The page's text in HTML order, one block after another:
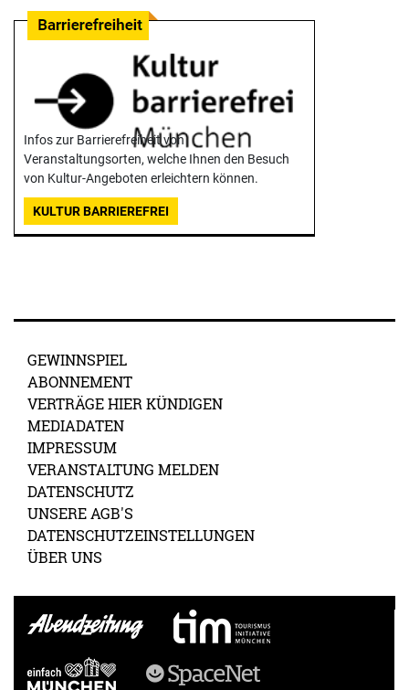
Infos zur Barrierefreiheit von
Veranstaltungsorten, welche Ihnen den Besuch
von Kultur-Angeboten erleichtern können.
KULTUR BARRIEREFREI
GEWINNSPIEL
ABONNEMENT
VERTRÄGE HIER KÜNDIGEN
MEDIADATEN
IMPRESSUM
VERANSTALTUNG MELDEN
DATENSCHUTZ
UNSERE AGB'S
DATENSCHUTZEINSTELLUNGEN
ÜBER UNS